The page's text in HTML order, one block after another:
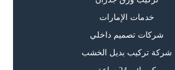
خدمات الإمارات
شركات تصميم داخلي
شركة تركيب بديل الخشب